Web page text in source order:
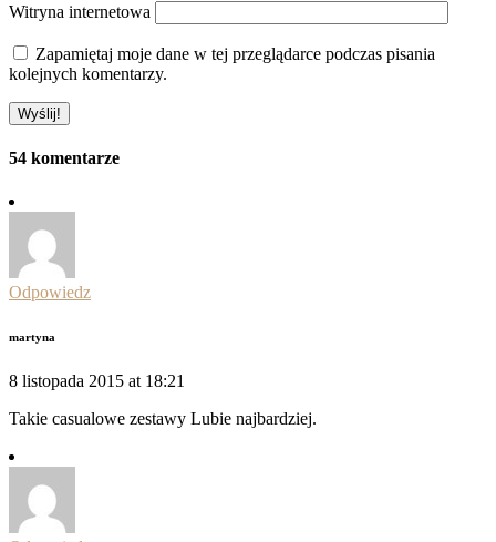
Witryna internetowa
Zapamiętaj moje dane w tej przeglądarce podczas pisania
kolejnych komentarzy.
54 komentarze
Odpowiedz
martyna
8 listopada 2015 at 18:21
Takie casualowe zestawy Lubie najbardziej.